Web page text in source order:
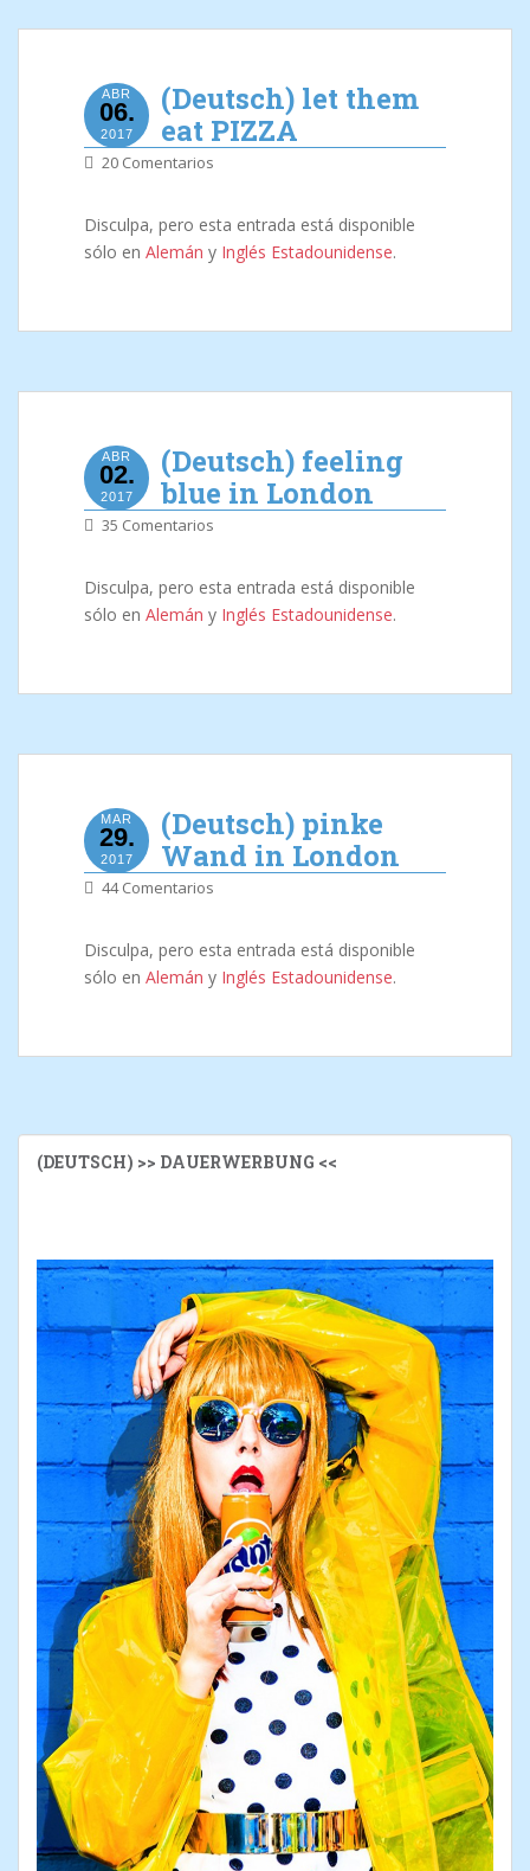
ABR
06.
2017
(Deutsch) let them
eat PIZZA
20 Comentarios
Disculpa, pero esta entrada está disponible
sólo en Alemán y Inglés Estadounidense.
ABR
02.
2017
(Deutsch) feeling
blue in London
35 Comentarios
Disculpa, pero esta entrada está disponible
sólo en Alemán y Inglés Estadounidense.
MAR
29.
2017
(Deutsch) pinke
Wand in London
44 Comentarios
Disculpa, pero esta entrada está disponible
sólo en Alemán y Inglés Estadounidense.
(DEUTSCH) >> DAUERWERBUNG <<